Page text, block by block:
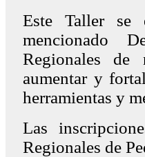
Este Taller se
mencionado
Regionales de
aumentar y
herramientas y
Las
Regionales de